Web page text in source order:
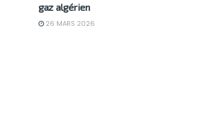
gaz algérien
26 MARS 2026